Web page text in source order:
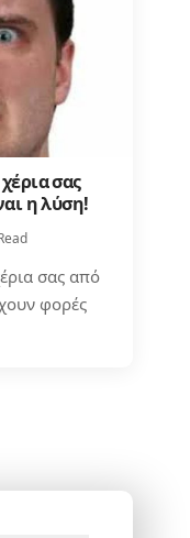
σας
η λύση!
σας από
φορές